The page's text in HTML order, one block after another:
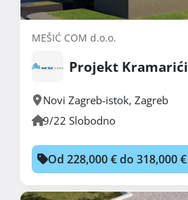
MEŠIĆ COM d.o.o.
Projekt Kramarići
Novi Zagreb-istok, Zagreb
9/22 Slobodno
Od 228,000 € do 318,000 €